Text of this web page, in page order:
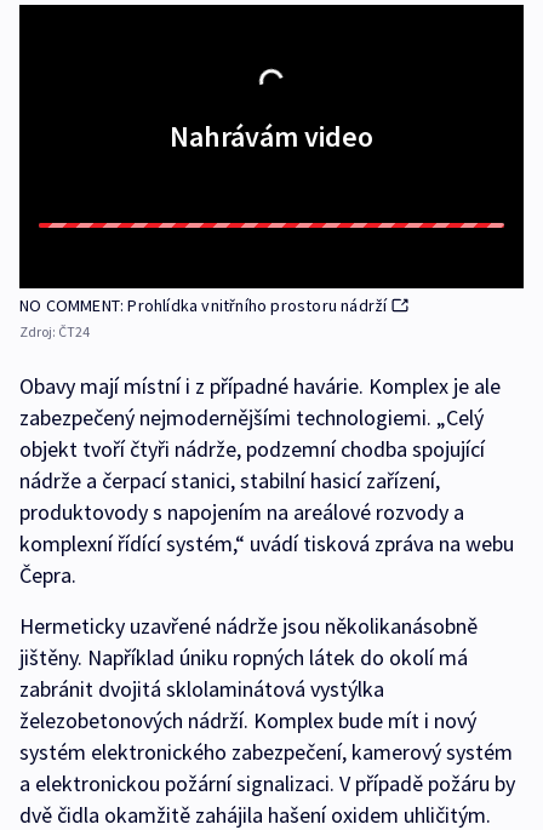
Nahrávám video
NO COMMENT: Prohlídka vnitřního prostoru nádrží
Zdroj: ČT24
Obavy mají místní i z případné havárie. Komplex je ale
zabezpečený nejmodernějšími technologiemi. „Celý
objekt tvoří čtyři nádrže, podzemní chodba spojující
nádrže a čerpací stanici, stabilní hasicí zařízení,
produktovody s napojením na areálové rozvody a
komplexní řídící systém,“ uvádí tisková zpráva na webu
Čepra.
Hermeticky uzavřené nádrže jsou několikanásobně
jištěny. Například úniku ropných látek do okolí má
zabránit dvojitá sklolaminátová vystýlka
železobetonových nádrží. Komplex bude mít i nový
systém elektronického zabezpečení, kamerový systém
a elektronickou požární signalizaci. V případě požáru by
dvě čidla okamžitě zahájila hašení oxidem uhličitým.